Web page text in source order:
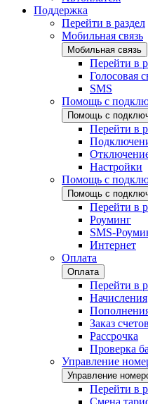
Поддержка
Перейти в раздел
Мобильная связь
Мобильная связь
Перейти в
Голосовая
SMS
Помощь с
Помощь с
Перейти в
Настройки
Помощь с
Помощь с
Перейти в
Роуминг
SMS-
Интернет
Оплата
Оплата
Перейти в
Начисления
Заказ счетов
Рассрочка
Проверка
Управление
Управление
Перейти в
Смена